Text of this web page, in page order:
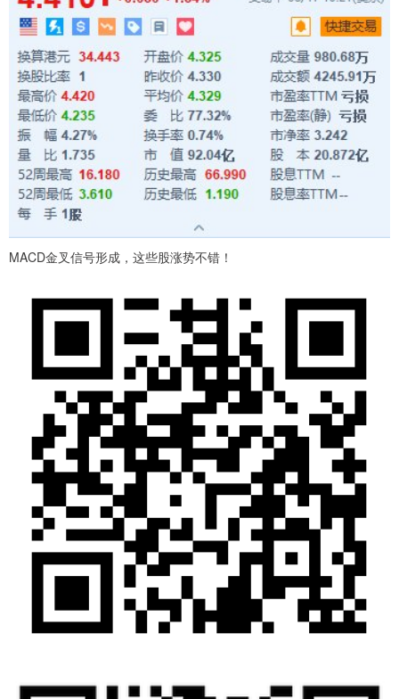
MACD金叉信号形成，这些股涨势不错！